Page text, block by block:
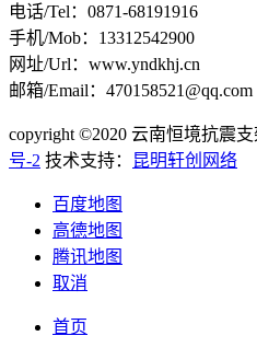
电话/Tel：0871-68191916
手机/Mob：13312542900
网址/Url：www.yndkhj.cn
邮箱/Email：470158521@qq.com
copyright ©2020 云南恒境抗震支
号-2 技术支持： 昆明轩创网络
百度地图
高德地图
腾讯地图
取消
首页